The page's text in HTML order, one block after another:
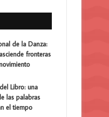
de la Danza:
fronteras
Libro: una
las palabras
el tiempo